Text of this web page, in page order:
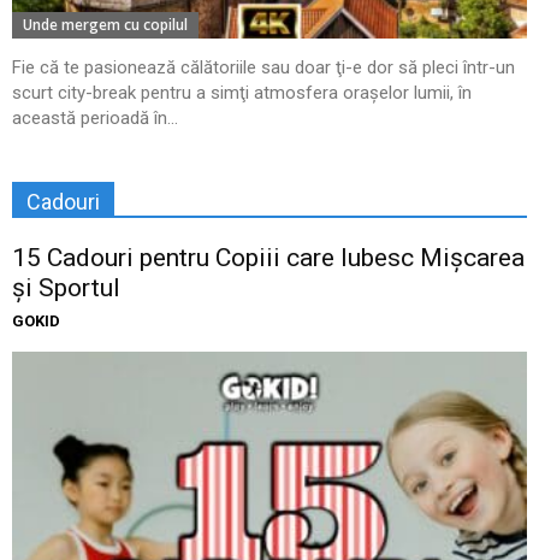
Unde mergem cu copilul
Fie că te pasionează călătoriile sau doar ţi-e dor să pleci într-un
scurt city-break pentru a simţi atmosfera oraşelor lumii, în
această perioadă în...
Cadouri
15 Cadouri pentru Copiii care Iubesc Mișcarea
și Sportul
GOKID